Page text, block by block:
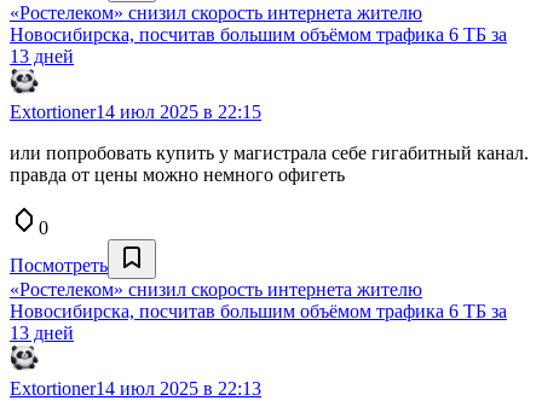
«Ростелеком» снизил скорость интернета жителю
Новосибирска, посчитав большим объёмом трафика 6 ТБ за
13 дней
Extortioner14 июл 2025 в 22:15
или попробовать купить у магистрала себе гигабитный канал.
правда от цены можно немного офигеть
0
Посмотреть
«Ростелеком» снизил скорость интернета жителю
Новосибирска, посчитав большим объёмом трафика 6 ТБ за
13 дней
Extortioner14 июл 2025 в 22:13